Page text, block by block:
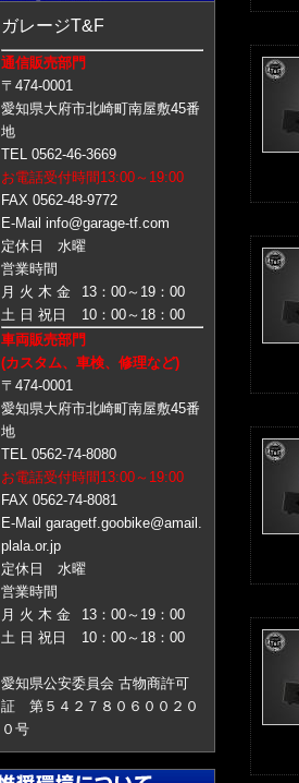
ガレージT&F
通信販売部門
〒474-0001
愛知県大府市北崎町南屋敷45番
地
TEL 0562-46-3669
お電話受付時間13:00～19:00
FAX 0562-48-9772
E-Mail info@garage-tf.com
定休日 水曜
営業時間
月 火 木 金
13：00～19：00
土 日 祝日
10：00～18：00
車両販売部門
(カスタム、車検、修理など)
〒474-0001
愛知県大府市北崎町南屋敷45番
地
TEL 0562-74-8080
お電話受付時間13:00～19:00
FAX 0562-74-8081
E-Mail garagetf.goobike@amail.
plala.or.jp
定休日 水曜
営業時間
月 火 木 金
13：00～19：00
土 日 祝日
10：00～18：00
愛知県公安委員会 古物商許可
証 第５４２７８０６００２０
０号